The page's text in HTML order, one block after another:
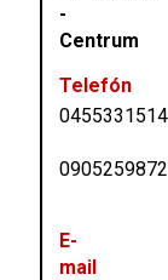
-
Centrum
Telefón
0455331514
0905259872
E-
mail